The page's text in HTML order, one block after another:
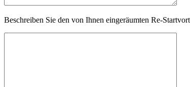
Beschreiben Sie den von Ihnen eingeräumten Re-